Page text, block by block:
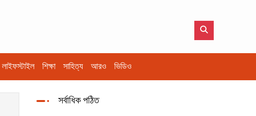
লাইফস্টাইল শিক্ষা সাহিত্য আরও ভিডিও
সর্বাধিক পঠিত